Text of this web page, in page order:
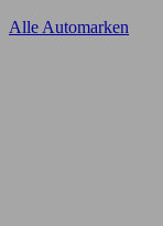
Alle Automarken